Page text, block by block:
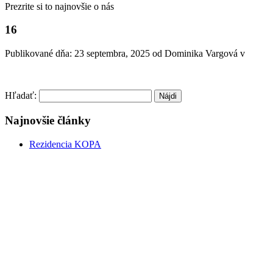
Prezrite si to najnovšie o nás
16
Publikované dňa: 23 septembra, 2025 od Dominika Vargová v
Hľadať:
Najnovšie články
Rezidencia KOPA